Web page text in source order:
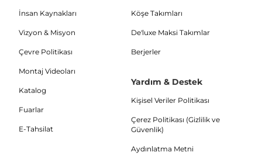
İnsan Kaynakları
Vizyon & Misyon
Çevre Politikası
Montaj Videoları
Katalog
Fuarlar
E-Tahsilat
Köşe Takımları
De'luxe Maksi Takımlar
Berjerler
Yardım & Destek
Kişisel Veriler Politikası
Çerez Politikası (Gizlilik ve
Güvenlik)
Aydınlatma Metni